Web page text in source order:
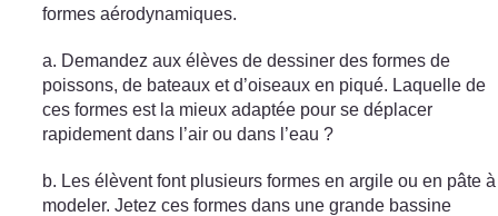
formes aérodynamiques.
a. Demandez aux élèves de dessiner des formes de
poissons, de bateaux et d’oiseaux en piqué. Laquelle de
ces formes est la mieux adaptée pour se déplacer
rapidement dans l’air ou dans l’eau ?
b. Les élèvent font plusieurs formes en argile ou en pâte à
modeler. Jetez ces formes dans une grande bassine